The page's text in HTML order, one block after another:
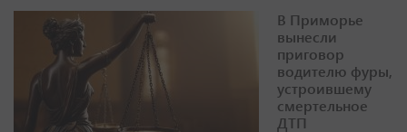
В Приморье
вынесли
приговор
водителю фуры,
устроившему
смертельное
ДТП